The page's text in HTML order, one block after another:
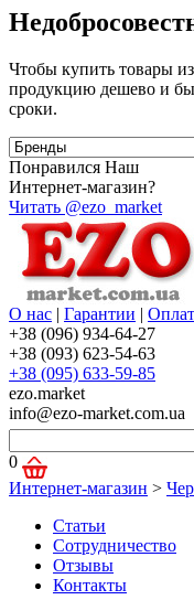
Чтобы купить товары
продукцию дешево и
сроки.
Понравился Наш
Интернет-магазин?
Читать @ezo_market
О нас | Гарантии |
+38 (096) 934-64-27
+38 (093) 623-54-63
+38 (095) 633-59-85
ezo.market
info@ezo-market.com.ua
0
Интернет-магазин >
Статьи
Сотрудничество
Отзывы
Контакты